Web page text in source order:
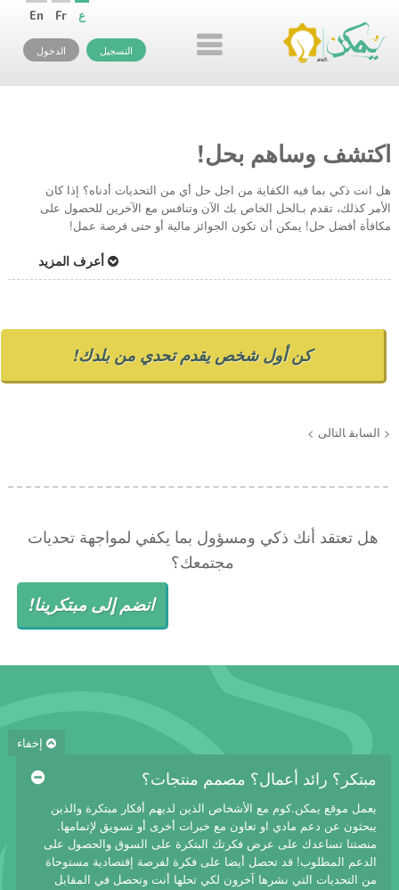
En Fr ع
التسجيل الدخول
اكتشف وساهم بحل!
هل انت ذكي بما فيه الكفاية من اجل حل أي من التحديات أدناه؟ إذا كان
الأمر كذلك، تقدم بـالحل الخاص بك الآن وتنافس مع الآخرين للحصول على
مكافأة أفضل حل! يمكن أن تكون الجوائز مالية أو حتى فرصة عمل!
أعرف المزيد
كن أول شخص يقدم تحدي من بلدك!
< السابق التالى >
هل تعتقد أنك ذكي ومسؤول بما يكفي لمواجهة تحديات
مجتمعك؟
انضم إلى مبتكرينا!
إخفاء
مبتكر؟ رائد أعمال؟ مصمم منتجات؟
يعمل موقع يمكن.كوم مع الأشخاص الذين لديهم أفكار مبتكرة والذين
يبحثون عن دعم مادي او تعاون مع خبرات أخرى أو تسويق لإتمامها.
منصتنا تساعدك على عرض فكرتك البتكرة على السوق والحصول على
الدعم المطلوب! قد تحصل أيضا على فكرة لفرصة إقتصادية مستوحاة
من التحديات التي نشرها آخرون لكي تحلها أنت وتحصل في المقابل